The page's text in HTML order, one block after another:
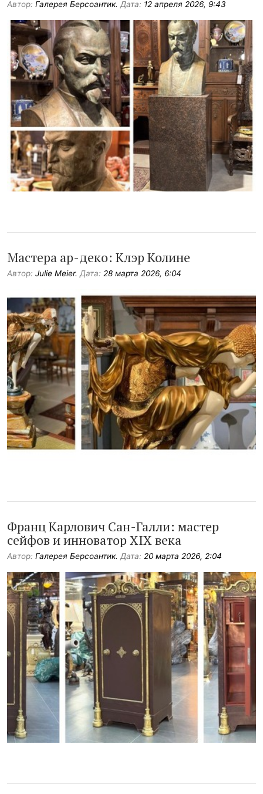
Автор: Галерея Берсоантик. Дата: 12 апреля 2026, 9:43
Мастера ар-деко: Клэр Колине
Автор: Julie Meier. Дата: 28 марта 2026, 6:04
Франц Карлович Сан-Галли: мастер
сейфов и инноватор XIX века
Автор: Галерея Берсоантик. Дата: 20 марта 2026, 2:04